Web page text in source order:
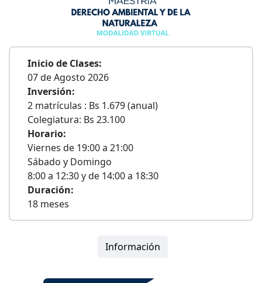
Inicio de Clases:
07 de Agosto 2026
Inversión:
2 matrículas : Bs 1.679 (anual)
Colegiatura: Bs 23.100
Horario:
Viernes de 19:00 a 21:00
Sábado y Domingo
8:00 a 12:30 y de 14:00 a 18:30
Duración:
18 meses
Información